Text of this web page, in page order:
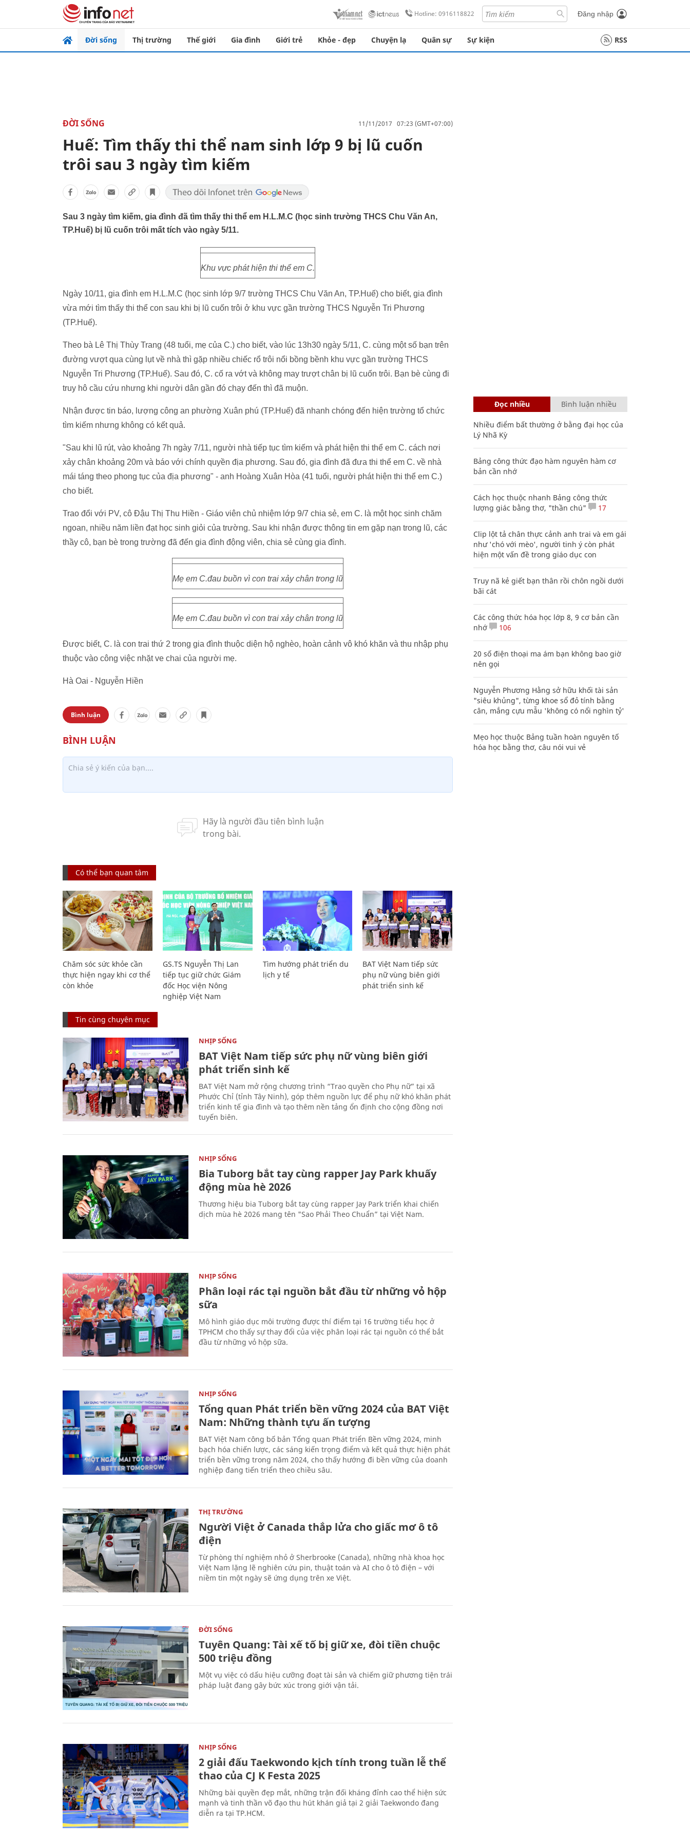
Hotline: 0916118822 Đăng nhập
Đời sống Thị trường Thế giới Gia đình Giới trẻ Khỏe - đẹp Chuyện lạ Quân sự Sự kiện RSS
ĐỜI SỐNG 11/11/2017 07:23 (GMT+07:00)
Huế: Tìm thấy thi thể nam sinh lớp 9 bị lũ cuốn
trôi sau 3 ngày tìm kiếm
Sau 3 ngày tìm kiếm, gia đình đã tìm thấy thi thể em H.L.M.C (học sinh trường THCS Chu Văn An,
TP.Huế) bị lũ cuốn trôi mất tích vào ngày 5/11.
Khu vực phát hiện thi thể em C.
Ngày 10/11, gia đình em H.L.M.C (học sinh lớp 9/7 trường THCS Chu Văn An, TP.Huế) cho biết, gia đình
vừa mới tìm thấy thi thể con sau khi bị lũ cuốn trôi ở khu vực gần trường THCS Nguyễn Tri Phương
(TP.Huế).
Theo bà Lê Thị Thùy Trang (48 tuổi, mẹ của C.) cho biết, vào lúc 13h30 ngày 5/11, C. cùng một số bạn trên
đường vượt qua cùng lụt về nhà thì gặp nhiều chiếc rổ trôi nổi bồng bềnh khu vực gần trường THCS
Nguyễn Tri Phương (TP.Huế). Sau đó, C. cố ra vớt và không may trượt chân bị lũ cuốn trôi. Bạn bè cùng đi
truy hô cầu cứu nhưng khi người dân gần đó chạy đến thì đã muộn.
Nhận được tin báo, lượng công an phường Xuân phú (TP.Huế) đã nhanh chóng đến hiện trường tổ chức
tìm kiếm nhưng không có kết quả.
"Sau khi lũ rút, vào khoảng 7h ngày 7/11, người nhà tiếp tục tìm kiếm và phát hiện thi thể em C. cách nơi
xảy chân khoảng 20m và báo với chính quyền địa phương. Sau đó, gia đình đã đưa thi thể em C. về nhà
mái táng theo phong tục của địa phương" - anh Hoàng Xuân Hòa (41 tuổi, người phát hiện thi thể em C.)
cho biết.
Trao đổi với PV, cô Đậu Thị Thu Hiền - Giáo viên chủ nhiệm lớp 9/7 chia sẻ, em C. là một học sinh chăm
ngoan, nhiều năm liền đạt học sinh giỏi của trường. Sau khi nhận được thông tin em gặp nạn trong lũ, các
thầy cô, bạn bè trong trường đã đến gia đình động viên, chia sẻ cùng gia đình.
Mẹ em C.đau buồn vì con trai xảy chân trong lũ
Mẹ em C.đau buồn vì con trai xảy chân trong lũ
Được biết, C. là con trai thứ 2 trong gia đình thuộc diện hộ nghèo, hoàn cảnh vô khó khăn và thu nhập phụ
thuộc vào công việc nhặt ve chai của người mẹ.
Hà Oai - Nguyễn Hiền
Bình luận
Có thể bạn quan tâm
Chăm sóc sức khỏe cần
thực hiện ngay khi cơ thể
còn khỏe
GS.TS Nguyễn Thị Lan
tiếp tục giữ chức Giám
đốc Học viện Nông
nghiệp Việt Nam
Tìm hướng phát triển du
lịch y tế
BAT Việt Nam tiếp sức
phụ nữ vùng biên giới
phát triển sinh kế
Tin cùng chuyên mục
NHỊP SỐNG
BAT Việt Nam tiếp sức phụ nữ vùng biên giới
phát triển sinh kế
BAT Việt Nam mở rộng chương trình “Trao quyền cho Phụ nữ” tại xã
Phước Chỉ (tỉnh Tây Ninh), góp thêm nguồn lực để phụ nữ khó khăn phát
triển kinh tế gia đình và tạo thêm nền tảng ổn định cho cộng đồng nơi
tuyến biên.
NHỊP SỐNG
Bia Tuborg bắt tay cùng rapper Jay Park khuấy
động mùa hè 2026
Thương hiệu bia Tuborg bắt tay cùng rapper Jay Park triển khai chiến
dịch mùa hè 2026 mang tên "Sao Phải Theo Chuẩn” tại Việt Nam.
NHỊP SỐNG
Phân loại rác tại nguồn bắt đầu từ những vỏ hộp
sữa
Mô hình giáo dục môi trường được thí điểm tại 16 trường tiểu học ở
TPHCM cho thấy sự thay đổi của việc phân loại rác tại nguồn có thể bắt
đầu từ những vỏ hộp sữa.
NHỊP SỐNG
Tổng quan Phát triển bền vững 2024 của BAT Việt
Nam: Những thành tựu ấn tượng
BAT Việt Nam công bố bản Tổng quan Phát triển Bền vững 2024, minh
bạch hóa chiến lược, các sáng kiến trọng điểm và kết quả thực hiện phát
triển bền vững trong năm 2024, cho thấy hướng đi bền vững của doanh
nghiệp đang tiến triển theo chiều sâu.
THỊ TRƯỜNG
Người Việt ở Canada thắp lửa cho giấc mơ ô tô
điện
Từ phòng thí nghiệm nhỏ ở Sherbrooke (Canada), những nhà khoa học
Việt Nam lặng lẽ nghiên cứu pin, thuật toán và AI cho ô tô điện – với
niềm tin một ngày sẽ ứng dụng trên xe Việt.
ĐỜI SỐNG
Tuyên Quang: Tài xế tố bị giữ xe, đòi tiền chuộc
500 triệu đồng
Một vụ việc có dấu hiệu cưỡng đoạt tài sản và chiếm giữ phương tiện trái
pháp luật đang gây bức xúc trong giới vận tải.
NHỊP SỐNG
2 giải đấu Taekwondo kịch tính trong tuần lễ thể
thao của CJ K Festa 2025
Những bài quyền đẹp mắt, những trận đối kháng đỉnh cao thể hiện sức
mạnh và tinh thần võ đạo thu hút khán giả tại 2 giải Taekwondo đang
diễn ra tại TP.HCM.
Đọc nhiều Bình luận nhiều
Nhiều điểm bất thường ở bằng đại học của
Lý Nhã Kỳ
Bảng công thức đạo hàm nguyên hàm cơ
bản cần nhớ
Cách học thuộc nhanh Bảng công thức
lượng giác bằng thơ, "thần chú"
17
Clip lột tả chân thực cảnh anh trai và em gái
như 'chó với mèo', người tinh ý còn phát
hiện một vấn đề trong giáo dục con
Truy nã kẻ giết bạn thân rồi chôn ngồi dưới
bãi cát
Các công thức hóa học lớp 8, 9 cơ bản cần
nhớ
106
20 số điện thoại ma ám bạn không bao giờ
nên gọi
Nguyễn Phương Hằng sở hữu khối tài sản
"siêu khủng", từng khoe sổ đỏ tính bằng
cân, mắng cựu mẫu 'không có nổi nghìn tỷ'
Mẹo học thuộc Bảng tuần hoàn nguyên tố
hóa học bằng thơ, câu nói vui vẻ